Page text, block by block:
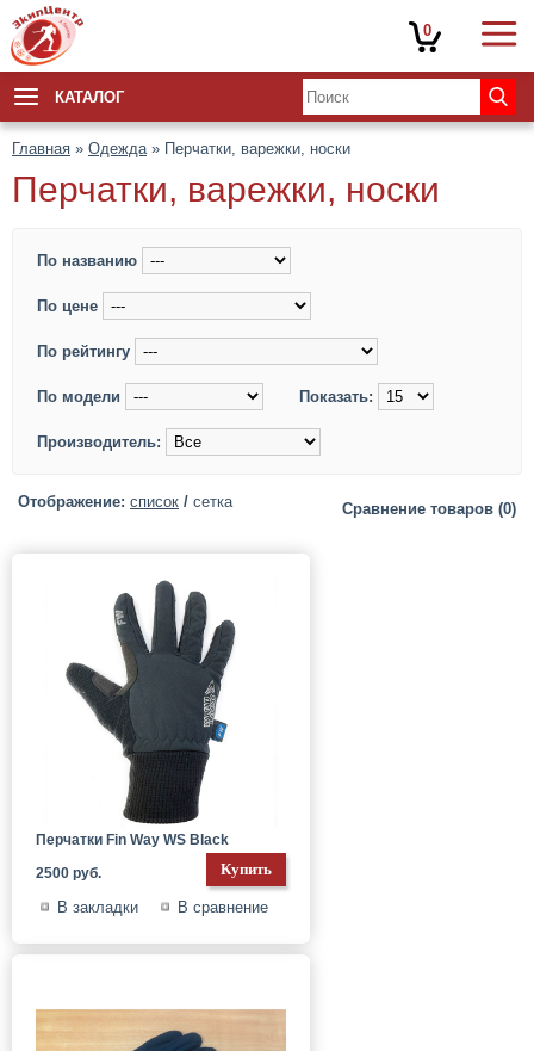
КАТАЛОГ
Главная » Одежда» Перчатки, варежки, носки
Перчатки, варежки, носки
По названию
По цене
По рейтингу
По модели Показать:
Производитель:
Сравнение товаров (0)
Отображение: список / сетка
Перчатки Fin Way WS Black
2500 руб.
В закладки В сравнение
0